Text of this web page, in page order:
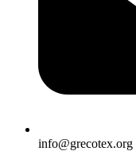
info@grecotex.org